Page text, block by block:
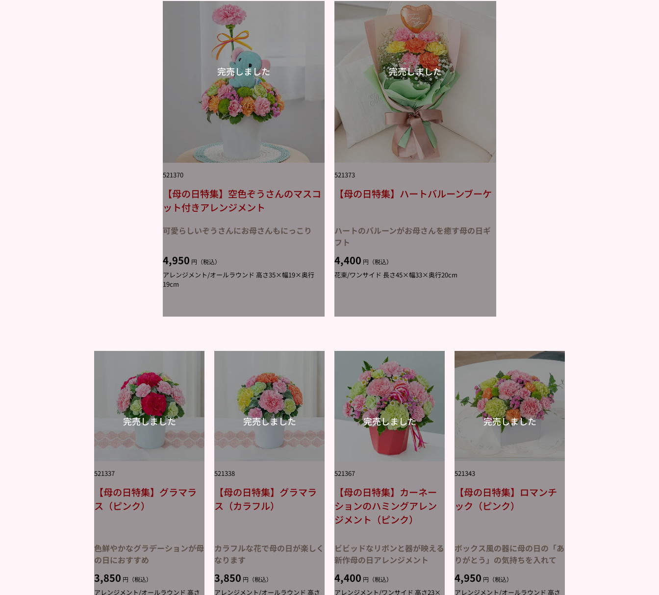
521370
【母の日特集】空色ぞうさんのマスコ
ット付きアレンジメント
可愛らしいぞうさんにお母さんもにっこり
4,950 円（税込）
アレンジメント/オールラウンド 高さ35×幅19×奥行
19cm
521373
【母の日特集】ハートバルーンブーケ
ハートのバルーンがお母さんを癒す母の日ギ
フト
4,400 円（税込）
花束/ワンサイド 長さ45×幅33×奥行20cm
521337
【母の日特集】グラマラ
ス（ピンク）
色鮮やかなグラデーションが母
の日におすすめ
3,850 円（税込）
アレンジメント/オールラウンド 高さ
521338
【母の日特集】グラマラ
ス（カラフル）
カラフルな花で母の日が楽しく
なります
3,850 円（税込）
アレンジメント/オールラウンド 高さ
521367
【母の日特集】カーネー
ションのハミングアレン
ジメント（ピンク）
ビビッドなリボンと器が映える
新作母の日アレンジメント
4,400 円（税込）
アレンジメント/ワンサイド 高さ23×
521343
【母の日特集】ロマンチ
ック（ピンク）
ボックス風の器に母の日の「あ
りがとう」の気持ちを入れて
4,950 円（税込）
アレンジメント/オールラウンド 高さ